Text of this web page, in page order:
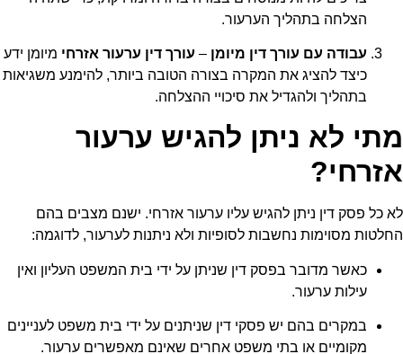
הצלחה בתהליך הערעור.
עבודה עם עורך דין מיומן – עורך דין ערעור אזרחי מיומן ידע
כיצד להציג את המקרה בצורה הטובה ביותר, להימנע משגיאות
בתהליך ולהגדיל את סיכויי ההצלחה.
מתי לא ניתן להגיש ערעור
אזרחי?
לא כל פסק דין ניתן להגיש עליו ערעור אזרחי. ישנם מצבים בהם
החלטות מסוימות נחשבות לסופיות ולא ניתנות לערעור, לדוגמה:
כאשר מדובר בפסק דין שניתן על ידי בית המשפט העליון ואין
עילות ערעור.
במקרים בהם יש פסקי דין שניתנים על ידי בית משפט לעניינים
מקומיים או בתי משפט אחרים שאינם מאפשרים ערעור.